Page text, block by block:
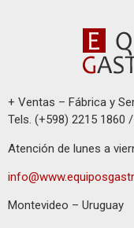
+ Ventas – Fábrica y
Tels. (+598) 2215 1860
Atención de lunes a
Montevideo – Uruguay